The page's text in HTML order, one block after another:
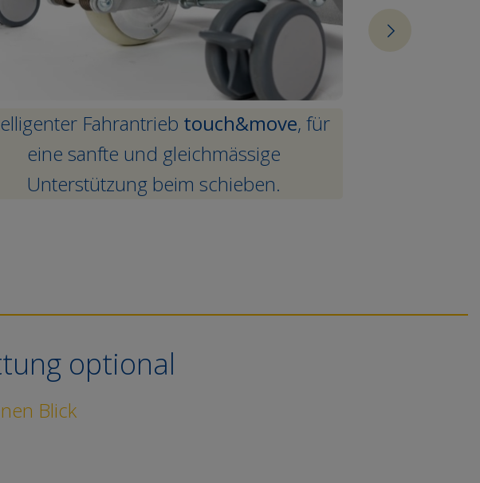
Fahrantrieb touch&move, für
eine sanfte und gleichmässige
Unterstützung beim schieben.
optional
Blick